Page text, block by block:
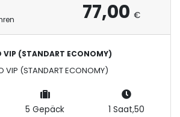
77,00 €
VIP (STANDART ECONOMY)
VIP (STANDART ECONOMY)
5 Gepäck
1 Saat,50